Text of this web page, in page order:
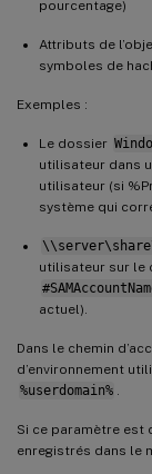
pourcentage)
Attributs de
symboles de
Exemples :
Le dossier
utilisateur dans
utilisateur (si
système qui
utilisateur sur le
actuel).
Dans le chemin
d’environnement
%userdomain%
Si ce paramètre est
enregistrés dans le